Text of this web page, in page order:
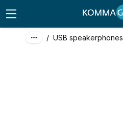
/ USB speakerphones
excl. btw